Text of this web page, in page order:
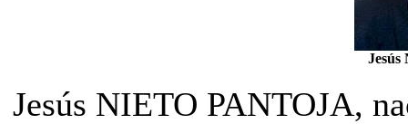
Jesús NIETO PANTOJA,